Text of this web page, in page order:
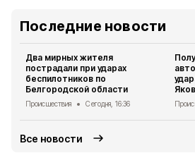
Последние новости
Два мирных жителя
пострадали при ударах
беспилотников по
Белгородской области
Происшествия Сегодня, 16:36
Все новости